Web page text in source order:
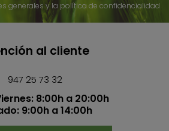
generales y la política de confidencialidad
al cliente
947 25 73 32
8:00h a 20:00h
9:00h a 14:00h